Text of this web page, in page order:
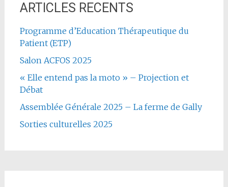
ARTICLES RECENTS
Programme d’Education Thérapeutique du
Patient (ETP)
Salon ACFOS 2025
« Elle entend pas la moto » – Projection et
Débat
Assemblée Générale 2025 – La ferme de Gally
Sorties culturelles 2025